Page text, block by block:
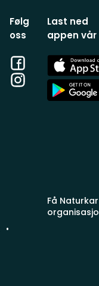
Følg
oss
Facebook
Instagram
Last ned
appen vår
App
Store
App
Store
Få